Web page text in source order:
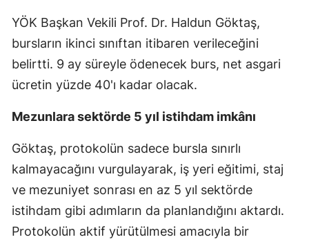
YÖK Başkan Vekili Prof. Dr. Haldun Göktaş,
bursların ikinci sınıftan itibaren verileceğini
belirtti. 9 ay süreyle ödenecek burs, net asgari
ücretin yüzde 40'ı kadar olacak.
Mezunlara sektörde 5 yıl istihdam imkânı
Göktaş, protokolün sadece bursla sınırlı
kalmayacağını vurgulayarak, iş yeri eğitimi, staj
ve mezuniyet sonrası en az 5 yıl sektörde
istihdam gibi adımların da planlandığını aktardı.
Protokolün aktif yürütülmesi amacıyla bir